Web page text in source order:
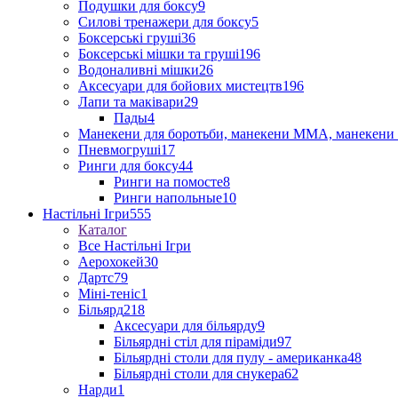
Подушки для боксу9
Силові тренажери для боксу5
Боксерські груші36
Боксерські мішки та груші196
Водоналивні мішки26
Аксесуари для бойових мистецтв196
Лапи та маківари29
Пады4
Манекени для боротьби, манекени ММА, манекени
Пневмогруші17
Ринги для боксу44
Ринги на помосте8
Ринги напольные10
Настільні Ігри555
Каталог
Все Настільні Ігри
Аерохокей30
Дартс79
Міні-теніс1
Більярд218
Аксесуари для більярду9
Більярдні стіл для піраміди97
Більярдні столи для пулу - американка48
Більярдні столи для снукера62
Нарди1